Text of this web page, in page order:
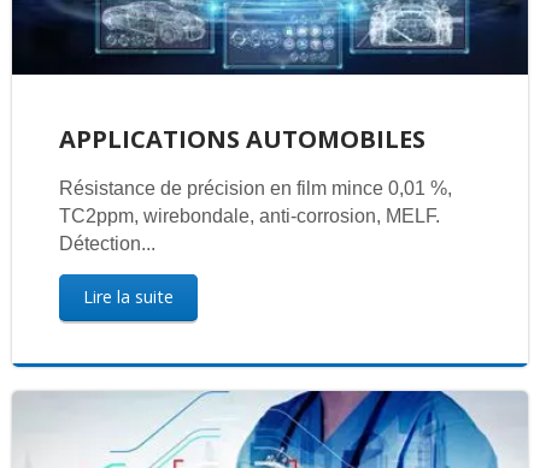
APPLICATIONS AUTOMOBILES
Résistance de précision en film mince 0,01 %,
TC2ppm, wirebondale, anti-corrosion, MELF.
Détection...
Lire la suite